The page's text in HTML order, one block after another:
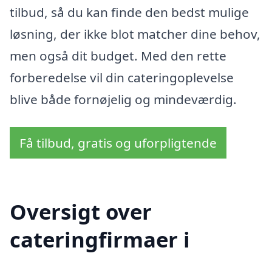
tilbud, så du kan finde den bedst mulige
løsning, der ikke blot matcher dine behov,
men også dit budget. Med den rette
forberedelse vil din cateringoplevelse
blive både fornøjelig og mindeværdig.
Få tilbud, gratis og uforpligtende
Oversigt over
cateringfirmaer i